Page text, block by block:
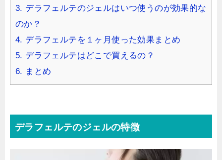
3. デラフェルテのジェルはいつ使うのが効果的な
のか？
4. デラフェルテを１ヶ月使った効果まとめ
5. デラフェルテはどこで買えるの？
6. まとめ
デラフェルテのジェルの特徴